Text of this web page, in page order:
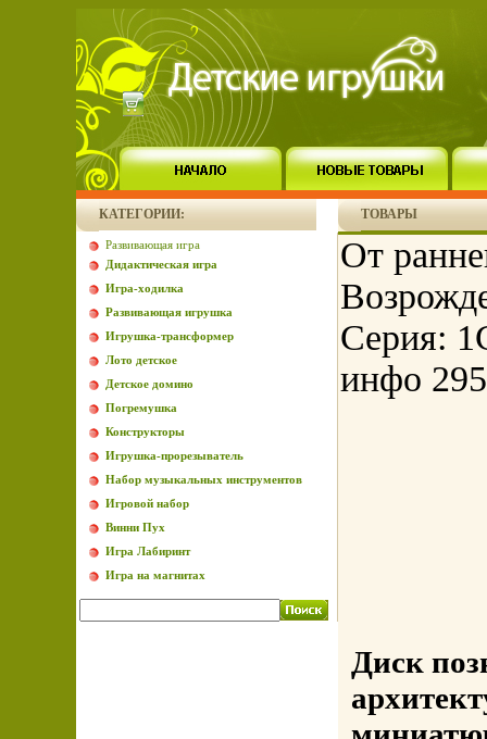
КАТЕГОРИИ:
Развивающая игра
Дидактическая игра
Игра-ходилка
Развивающая игрушка
Игрушка-трансформер
Лото детское
Детское домино
Погремушка
Конструкторы
Игрушка-прорезыватель
Набор музыкальных инструментов
Игровой набор
Винни Пух
Игра Лабиринт
Игра на магнитах
ТОВАРЫ
От
Серия:
инфо
Диск